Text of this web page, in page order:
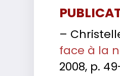
–
face à la
2008, p.